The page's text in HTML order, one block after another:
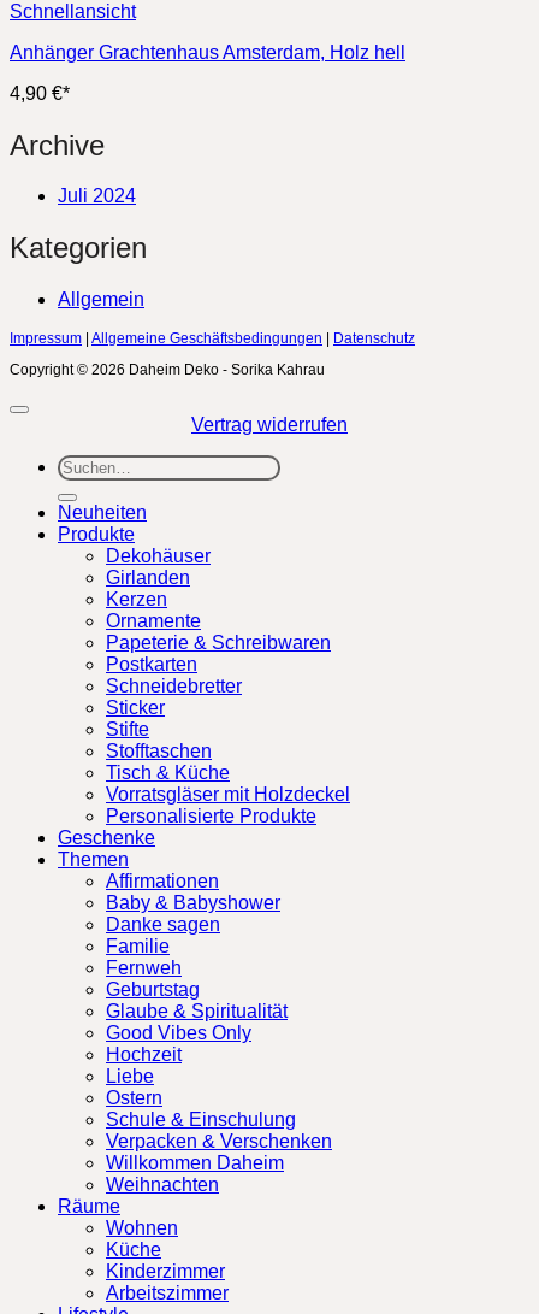
Schnellansicht
Anhänger Grachtenhaus Amsterdam, Holz hell
4,90 €*
Archive
Juli 2024
Kategorien
Allgemein
Impressum Allgemeine Geschäftsbedingungen
Datenschutz
Copyright © 2026 Daheim Deko - Sorika Kahrau
Vertrag widerrufen
Suchen
nach:
Neuheiten
Produkte
Dekohäuser
Girlanden
Kerzen
Ornamente
Papeterie & Schreibwaren
Postkarten
Schneidebretter
Sticker
Stifte
Stofftaschen
Tisch & Küche
Vorratsgläser mit Holzdeckel
Personalisierte Produkte
Geschenke
Themen
Affirmationen
Baby & Babyshower
Danke sagen
Familie
Fernweh
Geburtstag
Glaube & Spiritualität
Good Vibes Only
Hochzeit
Liebe
Ostern
Schule & Einschulung
Verpacken & Verschenken
Willkommen Daheim
Weihnachten
Räume
Wohnen
Küche
Kinderzimmer
Arbeitszimmer